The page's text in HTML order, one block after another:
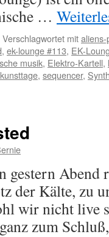
…
Verschlagwortet mit
, ek-lounge #113, EK-
musik, Elektro-Kartell,
, sequencer,
Abend
der Kälte, zu
wir nicht live
zum